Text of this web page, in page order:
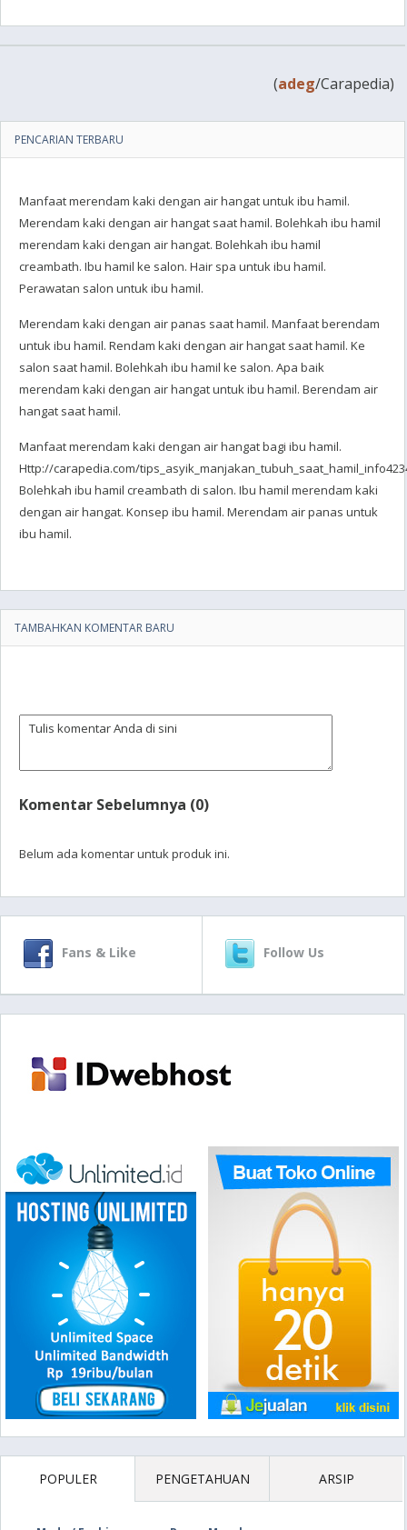
(adeg/Carapedia)
PENCARIAN TERBARU
Manfaat merendam kaki dengan air hangat untuk ibu hamil.
Merendam kaki dengan air hangat saat hamil. Bolehkah ibu hamil
merendam kaki dengan air hangat. Bolehkah ibu hamil
creambath. Ibu hamil ke salon. Hair spa untuk ibu hamil.
Perawatan salon untuk ibu hamil.
Merendam kaki dengan air panas saat hamil. Manfaat berendam
untuk ibu hamil. Rendam kaki dengan air hangat saat hamil. Ke
salon saat hamil. Bolehkah ibu hamil ke salon. Apa baik
merendam kaki dengan air hangat untuk ibu hamil. Berendam air
hangat saat hamil.
Manfaat merendam kaki dengan air hangat bagi ibu hamil.
Http://carapedia.com/
Bolehkah ibu hamil creambath di salon. Ibu hamil merendam kaki
dengan air hangat. Konsep ibu hamil. Merendam air panas untuk
ibu hamil.
TAMBAHKAN KOMENTAR BARU
Komentar Sebelumnya (0)
Belum ada komentar untuk produk ini.
Fans & Like Follow Us
POPULER PENGETAHUAN ARSIP